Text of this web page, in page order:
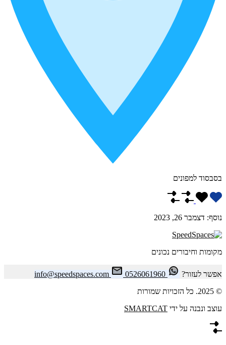
בסבסוד למפונים
נוסף: דצמבר 26, 2023
מקומות וחיבורים נכונים
אפשר לעזור? 0526061960
info@speedspaces.com
© 2025. כל הזכויות שמורות
עוצב ונבנה על ידי SMARTCAT